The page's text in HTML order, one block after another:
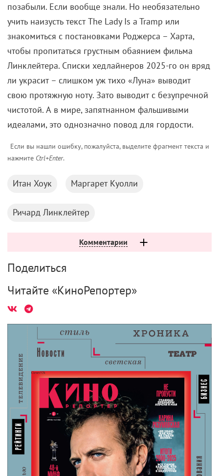
позабыли. Если вообще знали. Но необязательно
учить наизусть текст The Lady Is a Tramp или
знакомиться с постановками Роджерса – Харта,
чтобы пропитаться грустным обаянием фильма
Линклейтера. Списки хедлайнеров 2025-го он вряд
ли украсит – слишком уж тихо «Луна» выводит
свою протяжную ноту. Зато выводит с безупречной
чистотой. А в мире, запятнанном фальшивыми
идеалами, это однозначно повод для гордости.
Если вы нашли ошибку, пожалуйста, выделите фрагмент текста и
нажмите Ctrl+Enter.
Итан Хоук Маргарет Куолли
Ричард Линклейтер
Комментарии
Поделиться
Читайте «КиноРепортер»